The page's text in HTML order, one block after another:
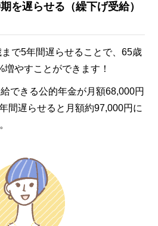
を遅らせる（繰下げ受給）
で5年間遅らせることで、65歳
やすことができます！
できる公的年金が月額68,000円
間遅らせると月額約97,000円に